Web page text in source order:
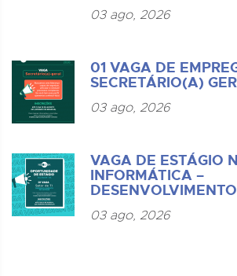
03 ago, 2026
01 VAGA DE
SECRETÁRIO(A)
03 ago, 2026
VAGA DE ESTÁGIO
INFORMÁTICA –
03 ago, 2026